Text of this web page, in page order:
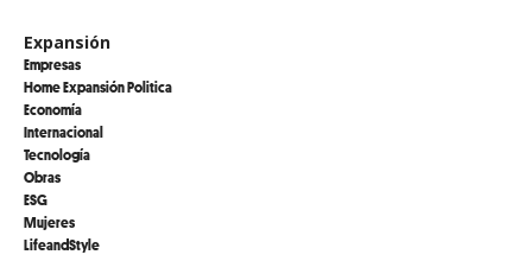
Expansión
Empresas
Home Expansión Politica
Economía
Internacional
Tecnología
Obras
ESG
Mujeres
LifeandStyle